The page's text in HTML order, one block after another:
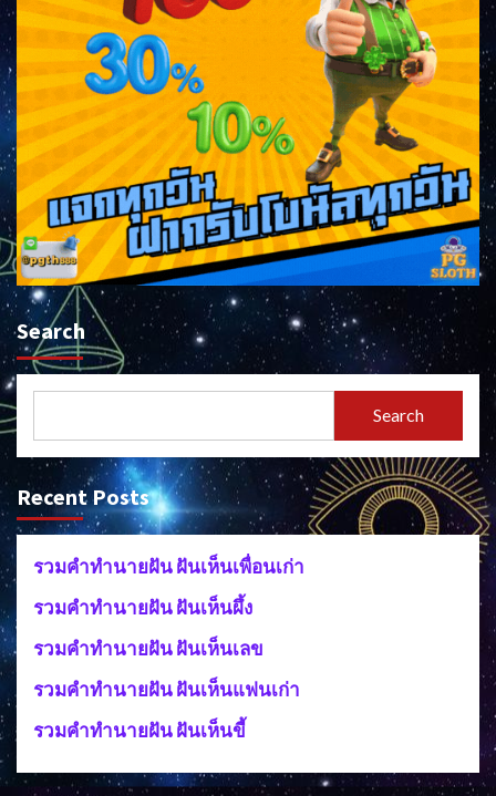
Search
Search
Recent Posts
รวมคำทำนายฝัน ฝันเห็นเพื่อนเก่า
รวมคำทำนายฝัน ฝันเห็นผึ้ง
รวมคำทำนายฝัน ฝันเห็นเลข
รวมคำทำนายฝัน ฝันเห็นแฟนเก่า
รวมคำทำนายฝัน ฝันเห็นขี้